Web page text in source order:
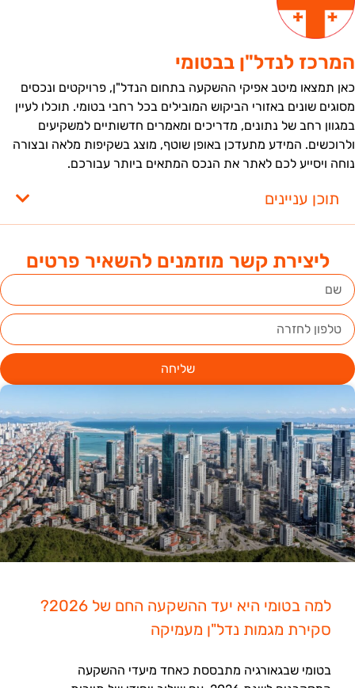
ליצירת קשר מוזמנים להשאיר פרטים
שליחה
למה בטומי היא יעד ההשקעה החם של 2026?
סקירת מגמות נדל"ן מעמיקה
בטומי שבגאורגיה מתבססת כאחד מיעדי ההשקעה
לנדל"ן בבטומי
תמצאו מיטב אפיקי ההשקעה בתחום הנדל"ן, פרויקטים ונכסים
שונים באזורי הביקוש המובילים בכל רחבי בטומי. תוכלו לעיין
רחב של נתונים, מדריכים ומאמרים חדשותיים למשקיעים
המידע מתעדכן באופן שוטף, מוצג בשקיפות מלאה ובצורה
ויסייע לכם לאתר את הנכס המתאים ביותר עבורכם.
תוכן עניינים